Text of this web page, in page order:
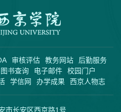
审核评估 教务网站
后勤服务
图书查询 电子邮件
校园门户
学信网 办学成果 西京人物志
市长安区西京路1号